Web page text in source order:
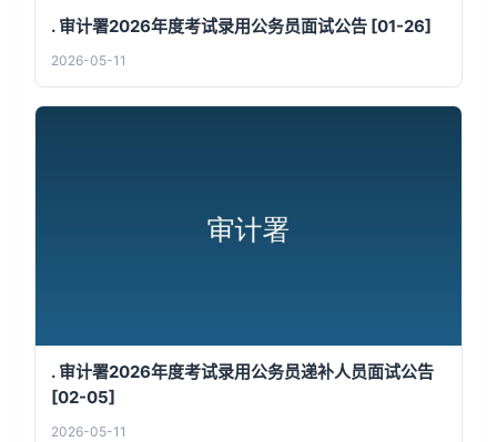
. 审计署2026年度考试录用公务员面试公告 [01-26]
2026-05-11
. 审计署2026年度考试录用公务员递补人员面试公告
[02-05]
2026-05-11